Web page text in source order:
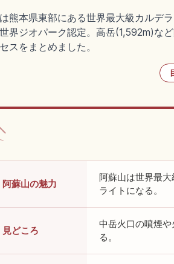
熊本県東部にある世界最大級カルデ
界ジオパーク認定。高岳(1,592m)な
スをまとめました。
阿蘇山の魅力
阿蘇山は世界最
ライトになる。
見どころ
中岳火口の噴煙
る。